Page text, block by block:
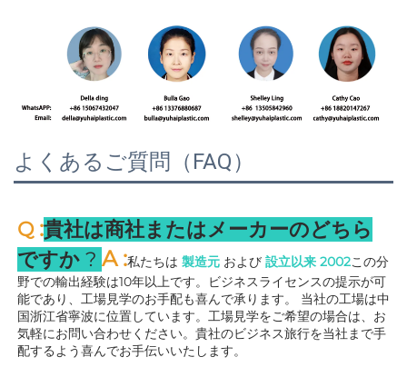
よくあるご質問（FAQ）
Q :貴社は商社またはメーカーのどちら
ですか ? A :私たちは 製造元 および 設立以来 2002この分
野での輸出経験は10年以上です。ビジネスライセンスの提示が可
能であり、工場見学のお手配も喜んで承ります。 当社の工場は中
国浙江省寧波に位置しています。工場見学をご希望の場合は、お
気軽にお問い合わせください。貴社のビジネス旅行を当社まで手
配するよう喜んでお手伝いいたします。